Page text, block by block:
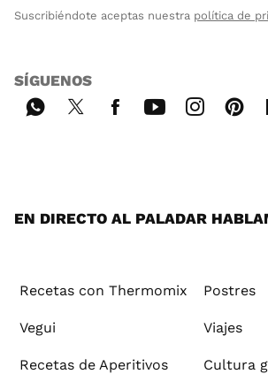
Suscribiéndote aceptas nuestra política de
SÍGUENOS
EN DIRECTO AL PALADAR
Recetas con Thermomix Postres
Vegui Viajes
Recetas de Aperitivos Cultura